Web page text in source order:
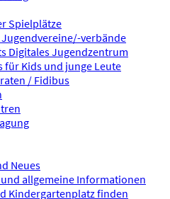
Spielplätze
verbände
Digitales Jugendzentrum
für Kids und junge Leute
/ Fidibus
Neues
allgemeine Informationen
Kindergartenplatz finden